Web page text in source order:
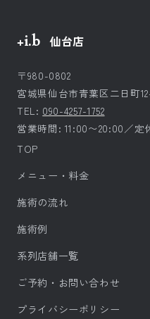
+i.b 仙台店
〒980-0802
宮城県仙台市青葉区二日町
TEL: 090-4257-1752
営業時間: 11:00〜20:00／定
TOP
メニュー・料金
施術の流れ
施術例
系列店舗一覧
ご予約・お問い合わせ
プライバシーポリシー